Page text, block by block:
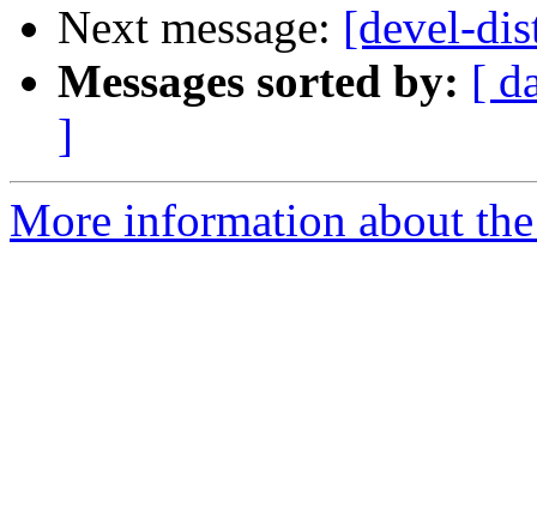
Next message: [devel-
Messages sorted by: [
]
More information about